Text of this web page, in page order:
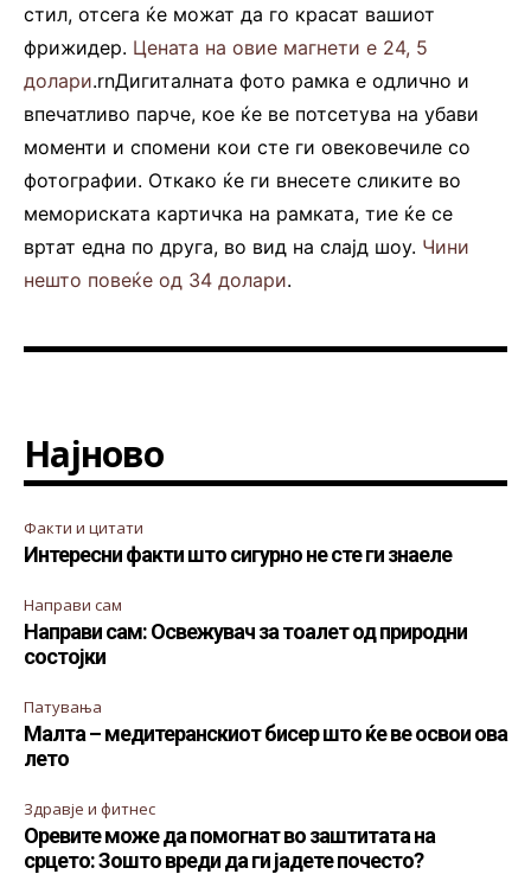
стил, отсега ќе можат да го красат вашиот
фрижидер. Цената на овие магнети е 24, 5
долари.rnДигиталната фото рамка е одлично и
впечатливо парче, кое ќе ве потсетува на убави
моменти и спомени кои сте ги овековечиле со
фотографии. Откако ќе ги внесете сликите во
мемориската картичка на рамката, тие ќе се
вртат една по друга, во вид на слајд шоу. Чини
нешто повеќе од 34 долари.
Најново
Факти и цитати
Интересни факти што сигурно не сте ги знаеле
Направи сам
Направи сам: Освежувач за тоалет од природни
состојки
Патувања
Малта – медитеранскиот бисер што ќе ве освои ова
лето
Здравје и фитнес
Оревите може да помогнат во заштитата на
срцето: Зошто вреди да ги јадете почесто?